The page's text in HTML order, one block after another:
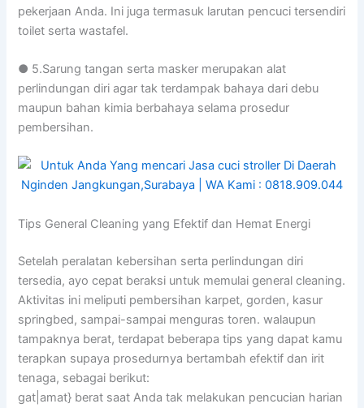
pekerjaan Anda. Ini juga termasuk larutan pencuci tersendiri
toilet serta wastafel.
● 5.Sarung tangan serta masker merupakan alat
perlindungan diri agar tak terdampak bahaya dari debu
maupun bahan kimia berbahaya selama prosedur
pembersihan.
Tips General Cleaning yang Efektif dan Hemat Energi
Setelah peralatan kebersihan serta perlindungan diri
tersedia, ayo cepat beraksi untuk memulai general cleaning.
Aktivitas ini meliputi pembersihan karpet, gorden, kasur
springbed, sampai-sampai menguras toren. walaupun
tampaknya berat, terdapat beberapa tips yang dapat kamu
terapkan supaya prosedurnya bertambah efektif dan irit
tenaga, sebagai berikut:
gat|amat} berat saat Anda tak melakukan pencucian harian